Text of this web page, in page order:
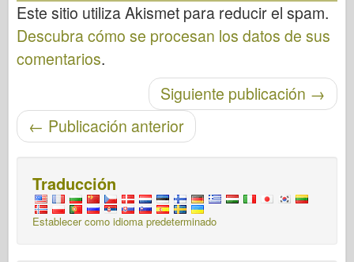
Este sitio utiliza Akismet para reducir el spam.
Descubra cómo se procesan los datos de sus
comentarios.
Siguiente publicación →
← Publicación anterior
Traducción
Establecer como idioma predeterminado